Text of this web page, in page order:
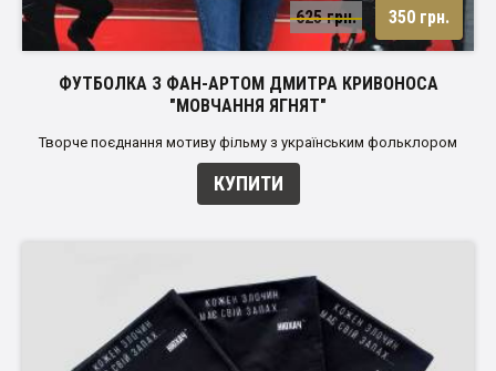
625 грн. 350 грн.
ФУТБОЛКА З ФАН-АРТОМ ДМИТРА КРИВОНОСА
"МОВЧАННЯ ЯГНЯТ"
Творче поєднання мотиву фільму з українським фольклором
КУПИТИ